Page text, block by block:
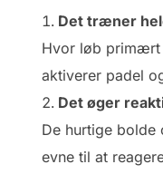
Det træner
Hvor løb primært
aktiverer padel
Det øger
De hurtige
evne til at